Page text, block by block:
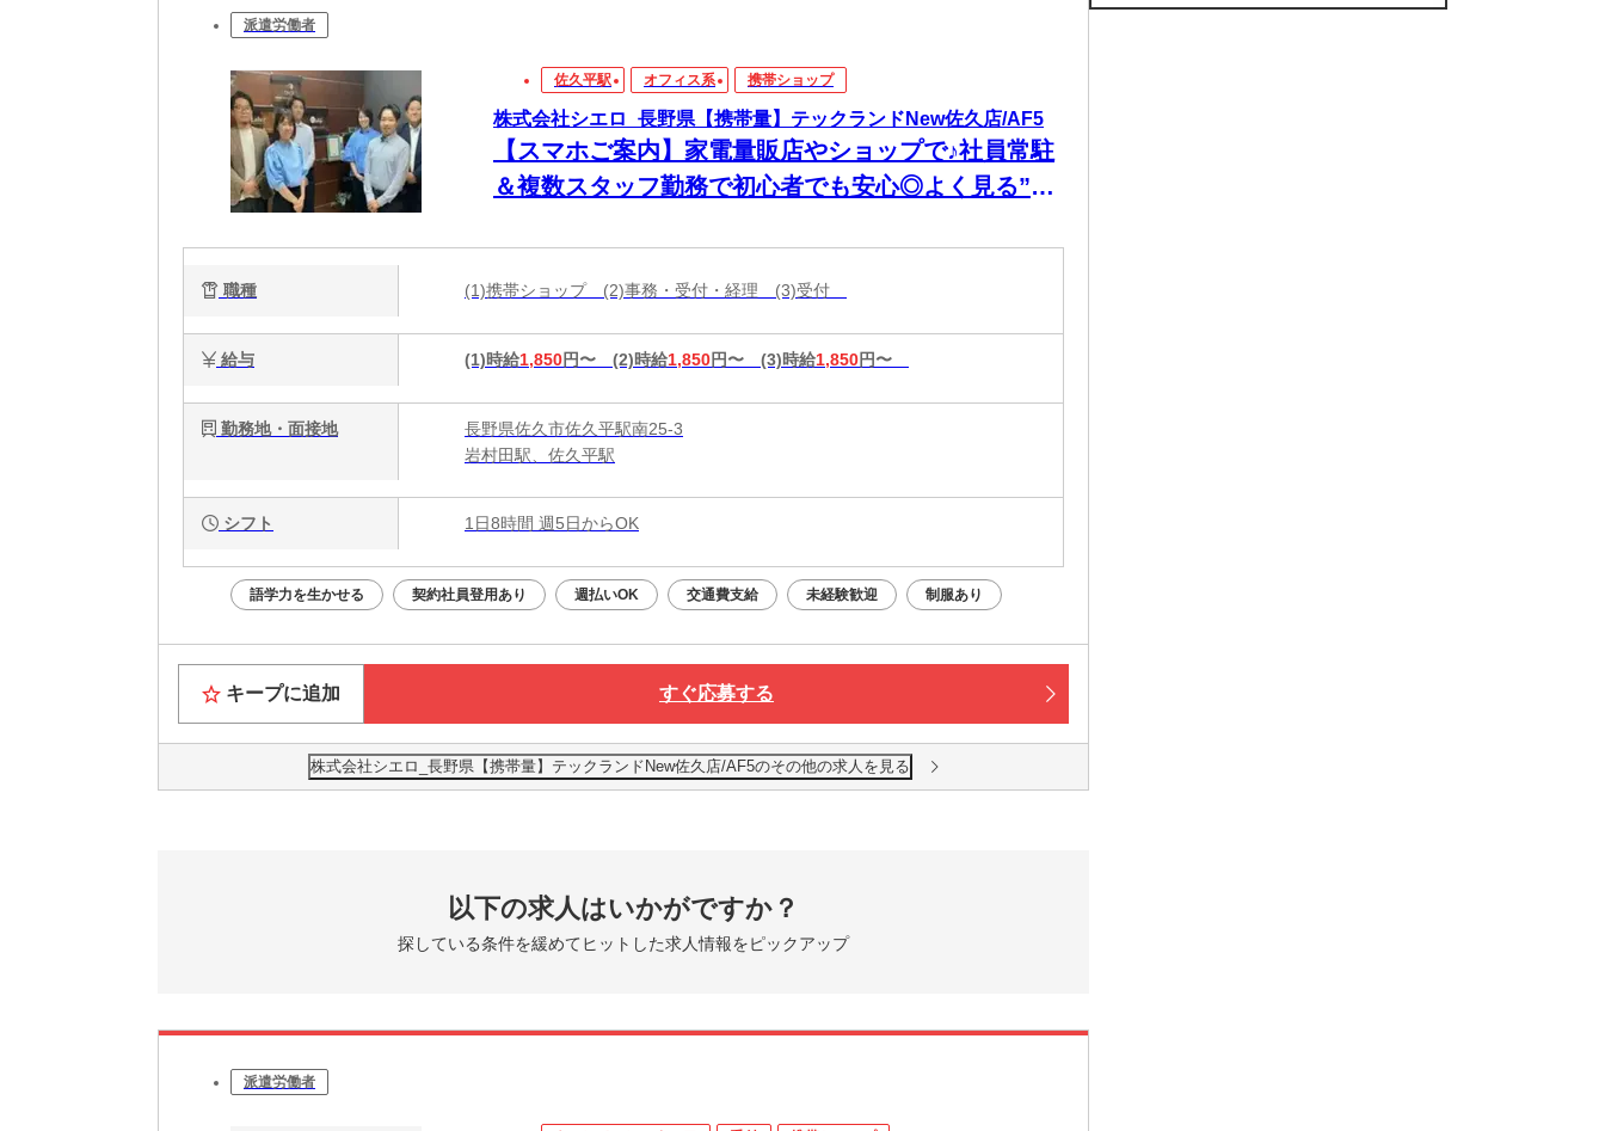
派遣労働者
佐久平駅 オフィス系 携帯ショップ
株式会社シエロ_長野県【携帯量】テックランドNew佐久店/AF5
【スマホご案内】家電量販店やショップで♪社員常駐
＆複数スタッフ勤務で初心者でも安心◎よく見る”あ
職種 (1)携帯ショップ (2)事務・受付・経理 (3)受付
給与 (1)時給1,850円〜 (2)時給1,850円〜 (3)時給1,850円〜
勤務地・面接地
長野県佐久市佐久平駅南25-3
岩村田駅、佐久平駅
シフト 1日8時間 週5日からOK
語学力を生かせる 契約社員登用あり 週払いOK 交通費支給 未経験歓迎 制服あり
キープに追加 すぐ応募する
株式会社シエロ_長野県【携帯量】テックランドNew佐久店/AF5のその他の求人を見る
以下の求人はいかがですか？
探している条件を緩めてヒットした求人情報をピックアップ
派遣労働者